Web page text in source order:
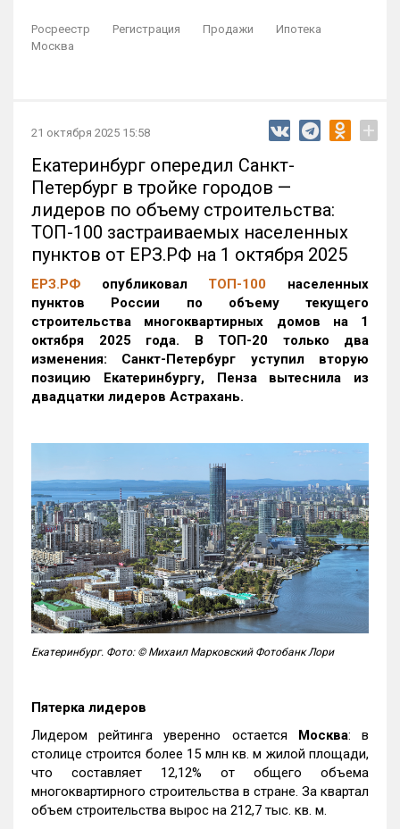
Росреестр Регистрация Продажи
Ипотека
Москва
21 октября 2025 15:58 +
Екатеринбург опередил Санкт-
Петербург в тройке городов —
лидеров по объему строительства:
ТОП-100 застраиваемых населенных
пунктов от ЕРЗ.РФ на 1 октября 2025
ЕРЗ.РФ опубликовал ТОП-100 населенных
пунктов России по объему текущего
строительства многоквартирных домов на 1
октября 2025 года. В ТОП-20 только два
изменения: Санкт-Петербург уступил вторую
позицию Екатеринбургу, Пенза вытеснила из
двадцатки лидеров Астрахань.
Екатеринбург. Фото: © Михаил Марковский Фотобанк Лори
Пятерка лидеров
Лидером рейтинга уверенно остается Москва: в
столице строится более 15 млн кв. м жилой площади,
что составляет 12,12% от общего объема
многоквартирного строительства в стране. За квартал
объем строительства вырос на 212,7 тыс. кв. м.